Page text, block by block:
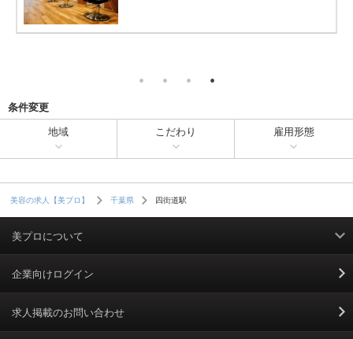
条件変更
地域 こだわり 雇用形態
美容の求人【美プロ】 千葉県 四街道駅
美プロについて
利用規約
掲載規約
企業向けログイン
求人掲載のお問い合わせ